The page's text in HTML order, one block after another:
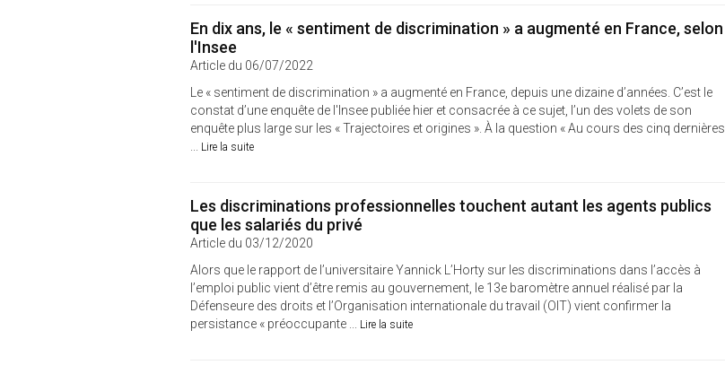
En dix ans, le « sentiment de discrimination » a augmenté en France, selon
l'Insee
Article du 06/07/2022
Le « sentiment de discrimination » a augmenté en France, depuis une dizaine d’années. C’est le
constat d’une enquête de l'Insee publiée hier et consacrée à ce sujet, l’un des volets de son
enquête plus large sur les « Trajectoires et origines ». À la question « Au cours des cinq dernières
Lire la suite
Les discriminations professionnelles touchent autant les agents publics
que les salariés du privé
Article du 03/12/2020
Alors que le rapport de l’universitaire Yannick L’Horty sur les discriminations dans l’accès à
l’emploi public vient d’être remis au gouvernement, le 13e baromètre annuel réalisé par la
Défenseure des droits et l’Organisation internationale du travail (OIT) vient confirmer la
persistance « préoccupante ...
Lire la suite